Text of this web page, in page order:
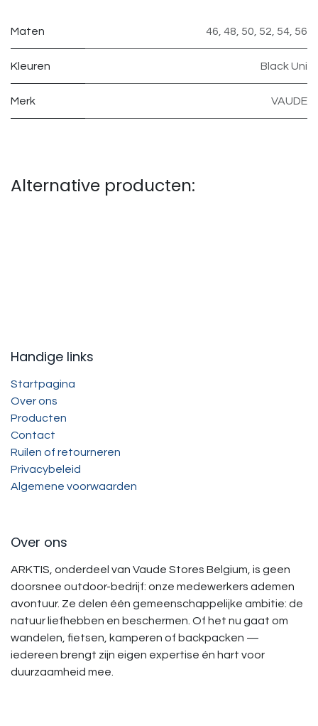
Maten 46 48 50 52 54 56
Kleuren Black Uni
Merk VAUDE
Alternative producten:
Handige links
Startpagina
Over ons
Producten
Contact
Ruilen of retourneren
Privacybeleid
Algemene voorwaarden
Over ons
ARKTIS, onderdeel van Vaude Stores Belgium, is geen
doorsnee outdoor-bedrijf: onze medewerkers ademen
avontuur. Ze delen één gemeenschappelijke ambitie: de
natuur liefhebben en beschermen. Of het nu gaat om
wandelen, fietsen, kamperen of backpacken —
iedereen brengt zijn eigen expertise én hart voor
duurzaamheid mee.